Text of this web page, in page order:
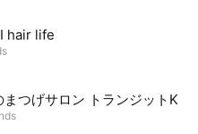
hair life
まつげサロン トランジットK